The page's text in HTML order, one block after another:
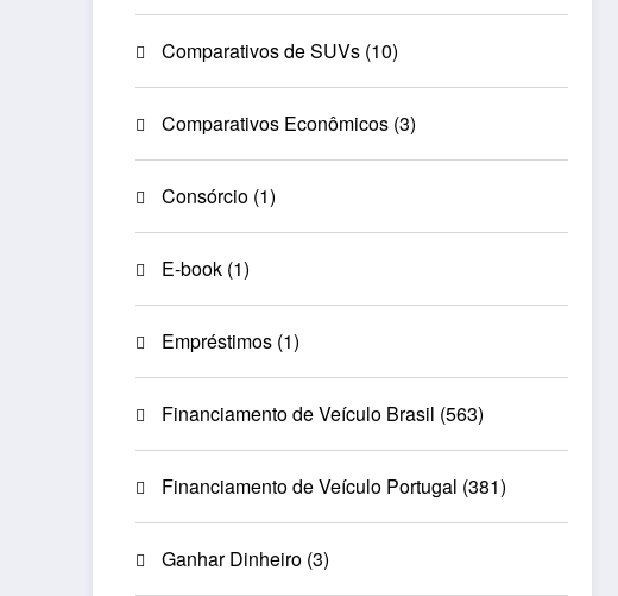
Comparativos de SUVs (10)
Comparativos Econômicos (3)
Consórcio (1)
E-book (1)
Empréstimos (1)
Financiamento de Veículo Brasil (563)
Financiamento de Veículo Portugal (381)
Ganhar Dinheiro (3)